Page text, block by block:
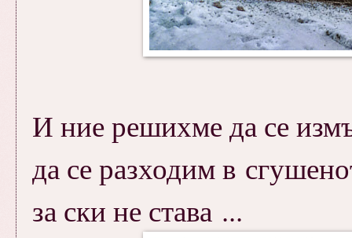
И ние решихме да се
да се разходим в
за ски не става ...